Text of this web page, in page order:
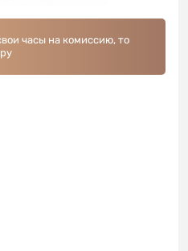
часы на комиссию, то